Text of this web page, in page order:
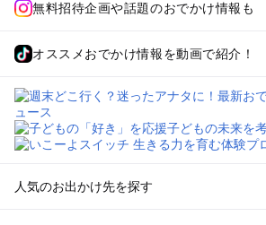
無料招待企画や話題のおでかけ情報も
オススメおでかけ情報を動画で紹介！
人気のお出かけ先を探す